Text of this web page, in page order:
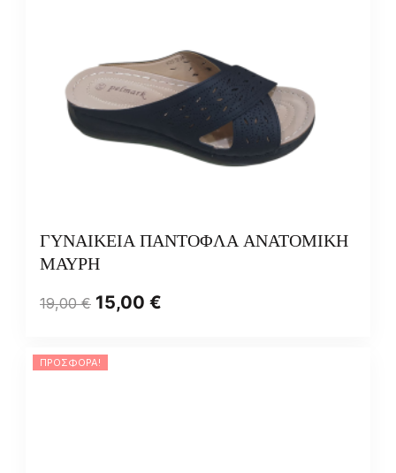
ΓΥΝΑΙΚΕΙΑ ΠΑΝΤΟΦΛΑ ΑΝΑΤΟΜΙΚΗ
ΜΑΥΡΗ
19,00€ 15,00 €
ΠΡΟΣΦΟΡΆ!